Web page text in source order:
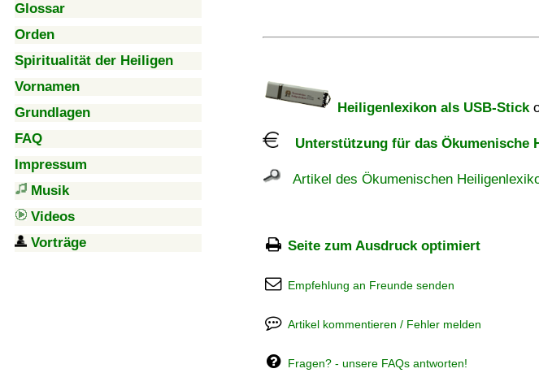
Glossar
Orden
Spiritualität der Heiligen
Vornamen
Grundlagen
FAQ
Impressum
Musik
Videos
Vorträge
Heiligenlexikon als USB-Stick
Unterstützung für das Ökumenische
Artikel des Ökumenischen
Seite zum Ausdruck optimiert
Empfehlung an Freunde senden
Artikel kommentieren / Fehler melden
Fragen? - unsere FAQs antworten!